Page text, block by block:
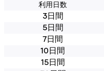
利用日数
3日間
5日間
7日間
10日間
15日間